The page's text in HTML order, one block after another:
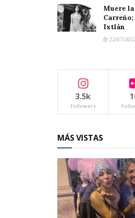
la alegría y la tristeza. Así,
dos semanas ya estaba
tipo de compañía, llegando a
A las tres semanas estaba
hombre que chillaba y
brazos de su padre
librado de aquel a quién
Al tiempo, cuando la
serenidad perdida, le dijo a
Muere
Ixtlán
22/07/
3.5k
Followers
MÁS VISTAS